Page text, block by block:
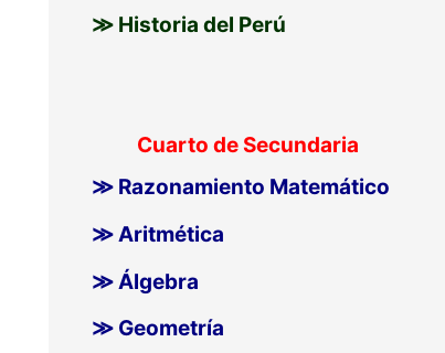
≫ Historia del Perú
Cuarto de Secundaria
≫ Razonamiento Matemático
≫ Aritmética
≫ Álgebra
≫ Geometría